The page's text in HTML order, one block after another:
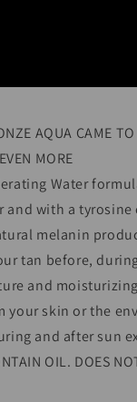
AQUA CAME
MORE
Water
and with a
melanin
tan before,
and
your skin or the
and after sun
OIL. DOES